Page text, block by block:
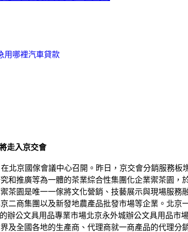
用哪裡汽車貸款
走入京交會
北京國傢會議中心召開。昨日，京交會分銷服務
和推廣等為一體的茶業綜合性集團化企業禦茶園
茶園是唯一一傢將文化營銷、技藝展示與現場服
二商集團以及新發地農產品批發市場等企業。北
辦公文具用品專業市場北京永外城辦公文具用品
全國各地的生產商、代理商就一商產品的代理分